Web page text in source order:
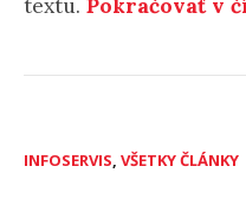
INFOSERVIS, VŠETKY ČLÁNKY